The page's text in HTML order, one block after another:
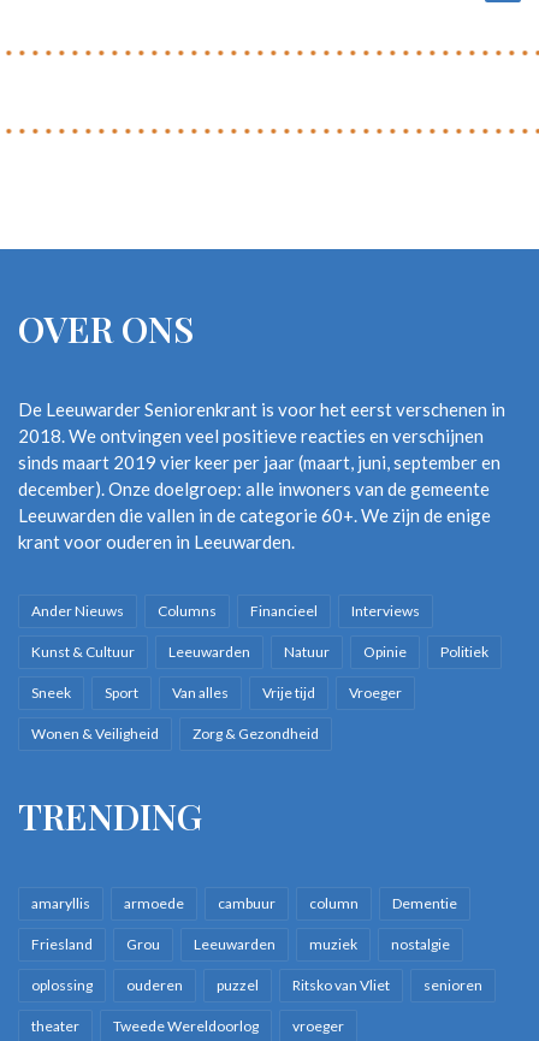
OVER ONS
De Leeuwarder Seniorenkrant is voor het eerst verschenen in
2018. We ontvingen veel positieve reacties en verschijnen
sinds maart 2019 vier keer per jaar (maart, juni, september en
december). Onze doelgroep: alle inwoners van de gemeente
Leeuwarden die vallen in de categorie 60+. We zijn de enige
krant voor ouderen in Leeuwarden.
Ander Nieuws Columns Financieel Interviews
Kunst & Cultuur Leeuwarden Natuur Opinie Politiek
Sneek Sport Van alles Vrije tijd Vroeger
Wonen & Veiligheid Zorg & Gezondheid
TRENDING
amaryllis armoede cambuur column Dementie
Friesland Grou Leeuwarden muziek nostalgie
oplossing ouderen puzzel Ritsko van Vliet senioren
theater Tweede Wereldoorlog vroeger